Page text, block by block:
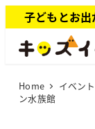
イ
子どもとお
Home イベン
ン水族館